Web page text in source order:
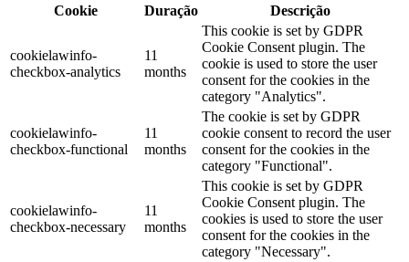
Cookie
Duração Descrição
cookielawinfo-
checkbox-analytics
11
months
This cookie is set by GDPR
Cookie Consent plugin. The
cookie is used to store the user
consent for the cookies in the
category "Analytics".
cookielawinfo-
checkbox-functional
11
months
The cookie is set by GDPR
cookie consent to record the user
consent for the cookies in the
category "Functional".
cookielawinfo-
checkbox-necessary
11
months
This cookie is set by GDPR
Cookie Consent plugin. The
cookies is used to store the user
consent for the cookies in the
category "Necessary".